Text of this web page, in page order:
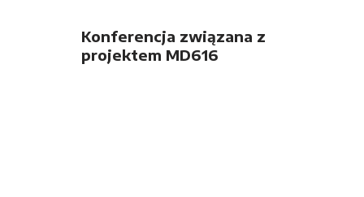
Konferencja związana z
projektem MD616